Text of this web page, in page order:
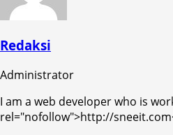
Redaksi
Administrator
I am a web developer who is
rel="nofollow">http://